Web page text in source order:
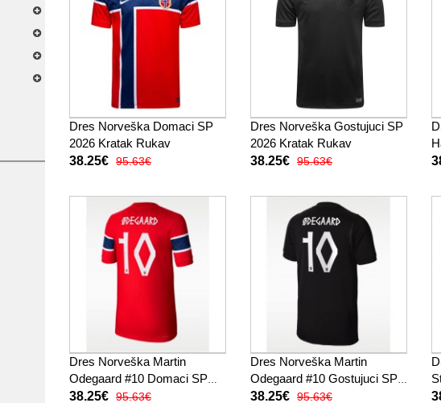
Dres Norveška Domaci SP
2026 Kratak Rukav
38.25€ 95.63€
Dres Norveška Gostujuci SP
2026 Kratak Rukav
38.25€ 95.63€
Dres Norveška Martin
Odegaard #10 Domaci SP
2026 Kratak Rukav
38.25€ 95.63€
Dres Norveška Martin
Odegaard #10 Gostujuci SP
2026 Kratak Rukav
38.25€ 95.63€